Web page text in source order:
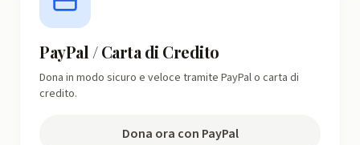
PayPal / Carta di Credito
Dona in modo sicuro e veloce tramite PayPal o carta di
credito.
Dona ora con PayPal